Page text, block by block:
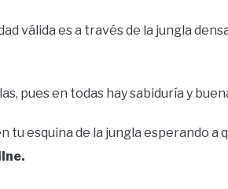
válida es a través de la jungla
pues en todas hay sabiduría y
tu esquina de la jungla esperando